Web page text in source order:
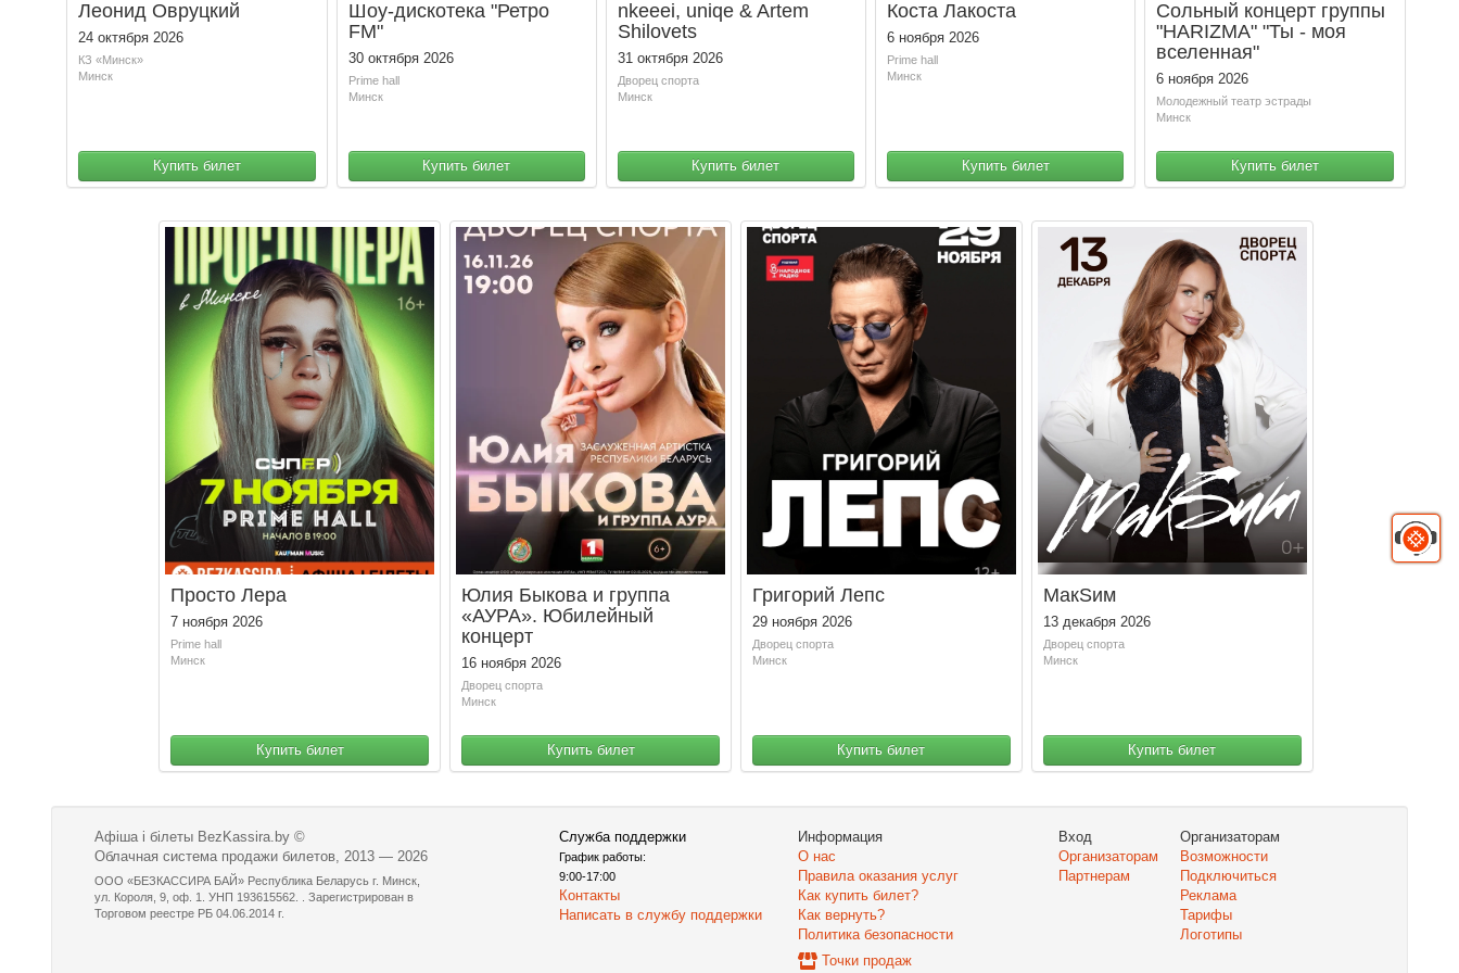
Леонид Овруцкий
24 октября 2026
КЗ «Минск»
Минск
Купить билет
Шоу-дискотека "Ретро
FM"
30 октября 2026
Prime hall
Минск
Купить билет
nkeeei, uniqe & Artem
Shilovets
31 октября 2026
Дворец спорта
Минск
Купить билет
Коста Лакоста
6 ноября 2026
Prime hall
Минск
Купить билет
Сольный концерт группы
"HARIZMA" "Ты - моя
вселенная"
6 ноября 2026
Молодежный театр эстрады
Минск
Купить билет
Просто Лера
7 ноября 2026
Prime hall
Минск
Купить билет
Юлия Быкова и группа
«АУРА». Юбилейный
концерт
16 ноября 2026
Дворец спорта
Минск
Купить билет
Григорий Лепс
29 ноября 2026
Дворец спорта
Минск
Купить билет
МакSим
13 декабря 2026
Дворец спорта
Минск
Купить билет
Афіша і білеты BezKassira.by ©
Облачная система продажи билетов, 2013 — 2026
ООО «БЕЗКАССИРА БАЙ» Республика Беларусь г. Минск,
ул. Короля, 9, оф. 1. УНП 193615562. . Зарегистрирован в
Торговом реестре РБ 04.06.2014 г.
Служба поддержки
График работы:
9:00-17:00
Контакты
Написать в службу поддержки
Информация
О нас
Правила оказания услуг
Как купить билет?
Как вернуть?
Политика безопасности
Точки продаж
Вход
Организаторам
Партнерам
Организаторам
Возможности
Подключиться
Реклама
Тарифы
Логотипы